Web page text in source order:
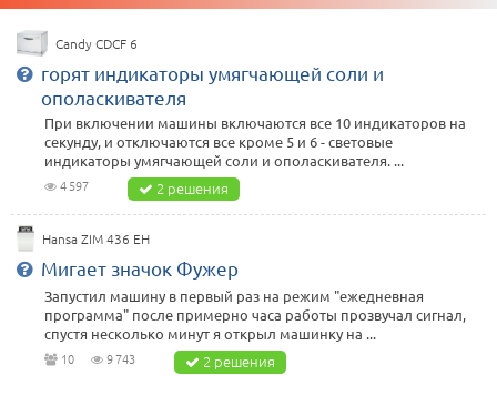
Candy CDCF 6
горят индикаторы умягчающей соли и
ополаскивателя
При включении машины включаются все 10 индикаторов на
секунду, и отключаются все кроме 5 и 6 - световые
индикаторы умягчающей соли и ополаскивателя. ...
4 597 2 решения
Hansa ZIM 436 EH
Мигает значок Фужер
Запустил машину в первый раз на режим "ежедневная
программа" после примерно часа работы прозвучал сигнал,
спустя несколько минут я открыл машинку на ...
10 9 743 2 решения